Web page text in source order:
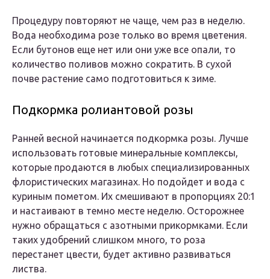
Процедуру повторяют не чаще, чем раз в неделю.
Вода необходима розе только во время цветения.
Если бутонов еще нет или они уже все опали, то
количество поливов можно сократить. В сухой
почве растение само подготовиться к зиме.
Подкормка ролиантовой розы
Ранней весной начинается подкормка розы. Лучше
использовать готовые минеральные комплексы,
которые продаются в любых специализированных
флористических магазинах. Но подойдет и вода с
куриным пометом. Их смешивают в пропорциях 20:1
и настаивают в темно месте неделю. Осторожнее
нужно обращаться с азотными прикормками. Если
таких удобрений слишком много, то роза
перестанет цвести, будет активно развиваться
листва.